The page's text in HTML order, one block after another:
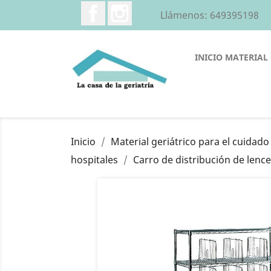
Llámenos: 649395198
Instagram
INICIO MATERIAL
Inicio
Material geriátrico para el
hospitales
Carro de distribución de